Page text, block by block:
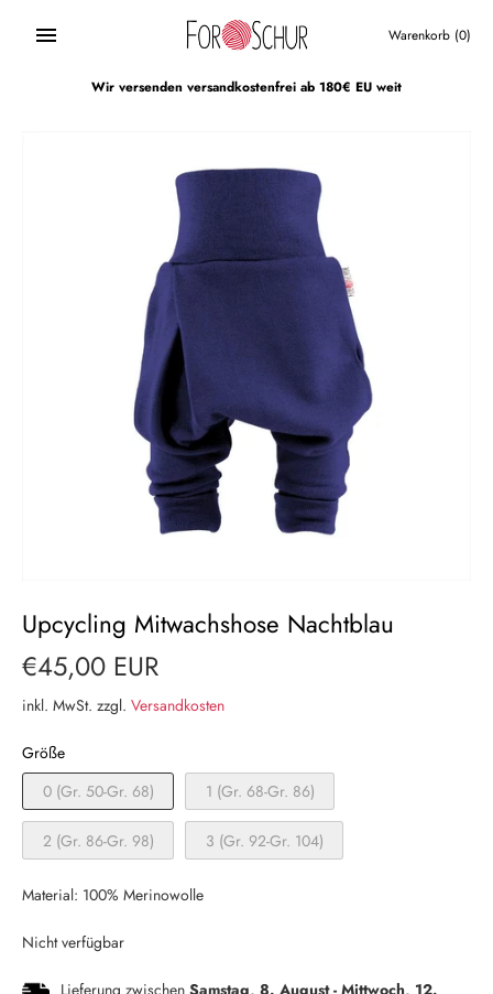
Warenkorb (0)
Wir versenden versandkostenfrei ab 180€ EU weit
Upcycling Mitwachshose Nachtblau
€45,00 EUR
inkl. MwSt. zzgl. Versandkosten
Größe
0 (Gr. 50-Gr. 68)
1 (Gr. 68-Gr. 86)
2 (Gr. 86-Gr. 98) 3 (Gr. 92-Gr. 104)
Material: 100% Merinowolle
Nicht verfügbar